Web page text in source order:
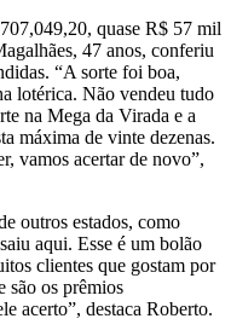
quase R$ 57 mil
47 anos, conferiu
“A sorte foi boa,
lotérica. Não vendeu tudo
na Mega da Virada e a
máxima de vinte dezenas.
vamos acertar de novo”,
outros estados, como
aqui. Esse é um bolão
clientes que gostam por
são os prêmios
acerto”, destaca Roberto.